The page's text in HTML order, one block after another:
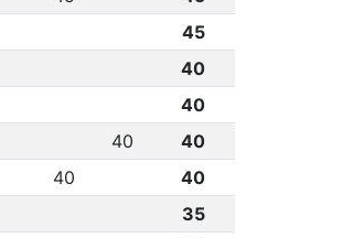
45
40
40
40
40
40
40
35